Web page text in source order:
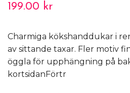
199.00 kr
Charmiga kökshanddukar i
av sittande taxar. Fler motiv
öggla för upphängning på
kortsidanFörtr